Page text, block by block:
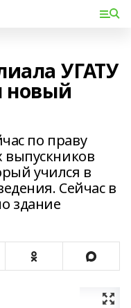
УГАТУ
новый
по праву
выпускников
учился в
Сейчас в
здание